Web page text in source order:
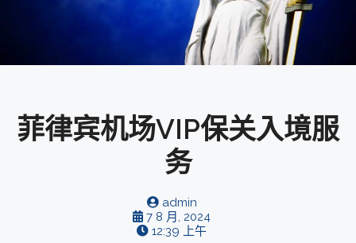
菲律宾机场VIP保关入境服
务
admin
7 8 月, 2024
12:39 上午